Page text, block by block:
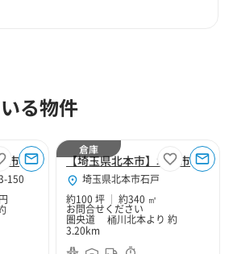
る物件
【埼玉県北本市】北本市二ツ家3丁目178坪店舗
150
【埼玉県北本市】北本市石戸3丁目100坪倉庫
埼玉県北本市石戸
約100 坪
約340 ㎡
お問合せください
圏央道 桶川北本より 約
3.20km
倉庫